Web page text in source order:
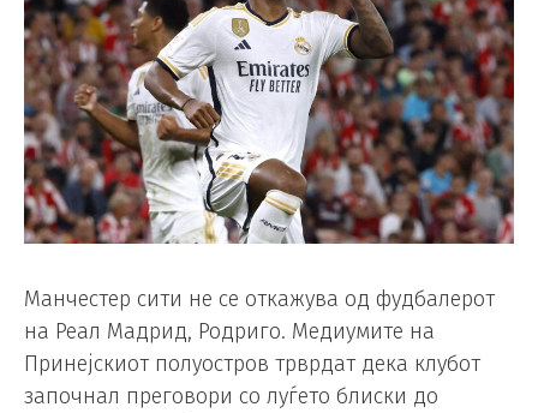
Манчестер сити не се откажува од фудбалерот
на Реал Мадрид, Родриго. Медиумите на
Принејскиот полуостров трврдат дека клубот
започнал преговори со луѓето блиски до